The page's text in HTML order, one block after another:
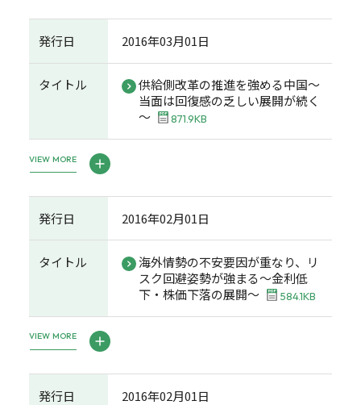
発行日 2016年03月01日
タイトル
供給側改革の推進を強める中国～
当面は回復感の乏しい展開が続く
～
871.9KB
VIEW MORE
発行日 2016年02月01日
タイトル
海外情勢の不安要因が重なり、リ
スク回避姿勢が強まる～金利低
下・株価下落の展開～
584.1KB
VIEW MORE
発行日 2016年02月01日